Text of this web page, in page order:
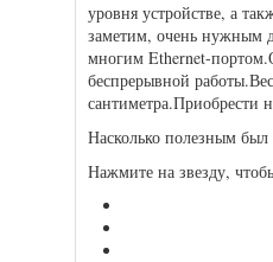
уровня устройстве, а
заметим, очень нужным
многим Ethernet-
беспрерывной
сантиметра.Приобрести
Насколько полезным был
Нажмите на звезду,